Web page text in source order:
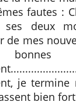
fautes :
ses deux
de mes
bonnes
je termine
bien